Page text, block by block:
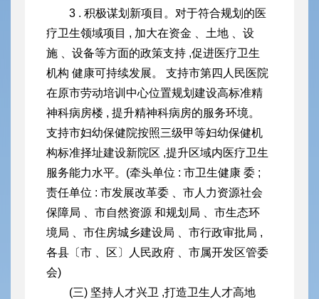
3 . 积极谋划新项目。对于符合规划的医
疗卫生领域项目 , 加大在资金 、土地 、设
施 、设备等方面的政策支持 ,促进医疗卫生
机构 健康可持续发展。 支持市第四人民医院
在原市劳动培训中心位置规划建设高标准精
神科病房楼 , 提升精神科病房的服务环境。
支持市妇幼保健院按照三级甲等妇幼保健机
构标准择址建设新院区 ,提升区域内医疗卫生
服务能力水平。(牵头单位 : 市卫生健康 委 ;
责任单位 : 市发展改革委 、市人力资源社会
保障局 、市自然资源 和规划局 、市生态环
境局 、市住房城乡建设局 、市行政审批局 ,
各县 〔市 、区〕人民政府 、市属开发区管委
会)
(三) 坚持人才兴卫 ,打造卫生人才高地